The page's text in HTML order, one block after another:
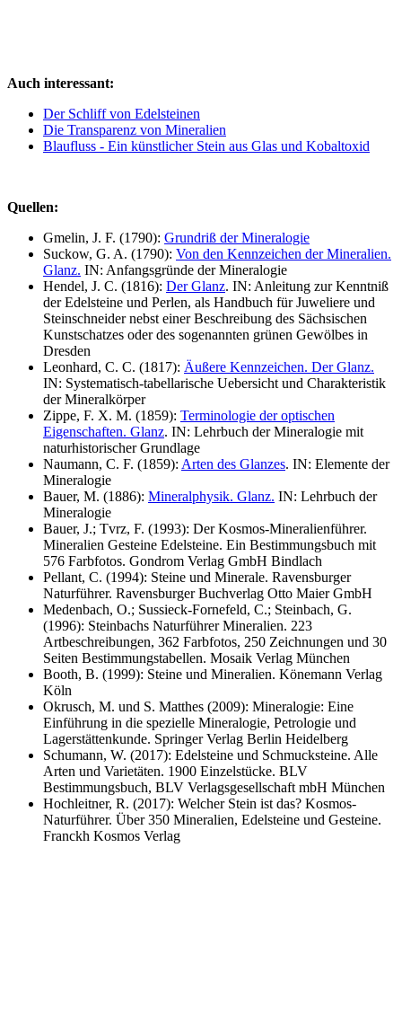
Auch interessant:
Der Schliff von Edelsteinen
Die Transparenz von Mineralien
Blaufluss - Ein künstlicher Stein aus Glas und Kobaltoxid
Quellen:
Gmelin, J. F. (1790): Grundriß der Mineralogie
Suckow, G. A. (1790): Von den Kennzeichen der Mineralien.
Glanz. IN: Anfangsgründe der Mineralogie
Hendel, J. C. (1816): Der Glanz. IN: Anleitung zur Kenntniß
der Edelsteine und Perlen, als Handbuch für Juweliere und
Steinschneider nebst einer Beschreibung des Sächsischen
Kunstschatzes oder des sogenannten grünen Gewölbes in
Dresden
Leonhard, C. C. (1817): Äußere Kennzeichen. Der Glanz.
IN: Systematisch-tabellarische Uebersicht und Charakteristik
der Mineralkörper
Zippe, F. X. M. (1859): Terminologie der optischen
Eigenschaften. Glanz. IN: Lehrbuch der Mineralogie mit
naturhistorischer Grundlage
Naumann, C. F. (1859): Arten des Glanzes. IN: Elemente der
Mineralogie
Bauer, M. (1886): Mineralphysik. Glanz. IN: Lehrbuch der
Mineralogie
Bauer, J.; Tvrz, F. (1993): Der Kosmos-Mineralienführer.
Mineralien Gesteine Edelsteine. Ein Bestimmungsbuch mit
576 Farbfotos. Gondrom Verlag GmbH Bindlach
Pellant, C. (1994): Steine und Minerale. Ravensburger
Naturführer. Ravensburger Buchverlag Otto Maier GmbH
Medenbach, O.; Sussieck-Fornefeld, C.; Steinbach, G.
(1996): Steinbachs Naturführer Mineralien. 223
Artbeschreibungen, 362 Farbfotos, 250 Zeichnungen und 30
Seiten Bestimmungstabellen. Mosaik Verlag München
Booth, B. (1999): Steine und Mineralien. Könemann Verlag
Köln
Okrusch, M. und S. Matthes (2009): Mineralogie: Eine
Einführung in die spezielle Mineralogie, Petrologie und
Lagerstättenkunde. Springer Verlag Berlin Heidelberg
Schumann, W. (2017): Edelsteine und Schmucksteine. Alle
Arten und Varietäten. 1900 Einzelstücke. BLV
Bestimmungsbuch, BLV Verlagsgesellschaft mbH München
Hochleitner, R. (2017): Welcher Stein ist das? Kosmos-
Naturführer. Über 350 Mineralien, Edelsteine und Gesteine.
Franckh Kosmos Verlag